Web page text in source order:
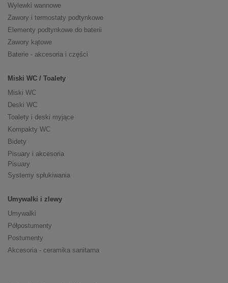
Wylewki wannowe
Zawory i termostaty podtynkowe
Elementy podtynkowe do baterii
Zawory kątowe
Baterie - akcesoria i części
Miski WC / Toalety
Miski WC
Deski WC
Toalety i deski myjące
Kompakty WC
Bidety
Pisuary i akcesoria
Pisuary
Systemy spłukiwania
Umywalki i zlewy
Umywalki
Półpostumenty
Postumenty
Akcesoria - ceramika sanitarna